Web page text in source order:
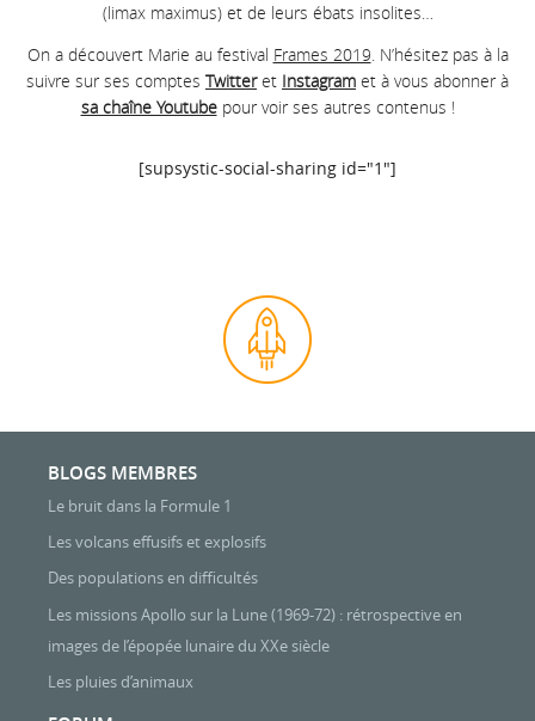
(limax maximus) et de leurs ébats insolites…
On a découvert Marie au festival Frames 2019. N’hésitez pas à la
suivre sur ses comptes Twitteret Instagram et à vous abonner à
sa chaîne Youtubepour voir ses autres contenus !
[supsystic-social-sharing id="1"]
BLOGS MEMBRES
Le bruit dans la Formule 1
Les volcans effusifs et explosifs
Des populations en difficultés
Les missions Apollo sur la Lune (1969-72) : rétrospective en
images de l’épopée lunaire du XXe siècle
Les pluies d’animaux